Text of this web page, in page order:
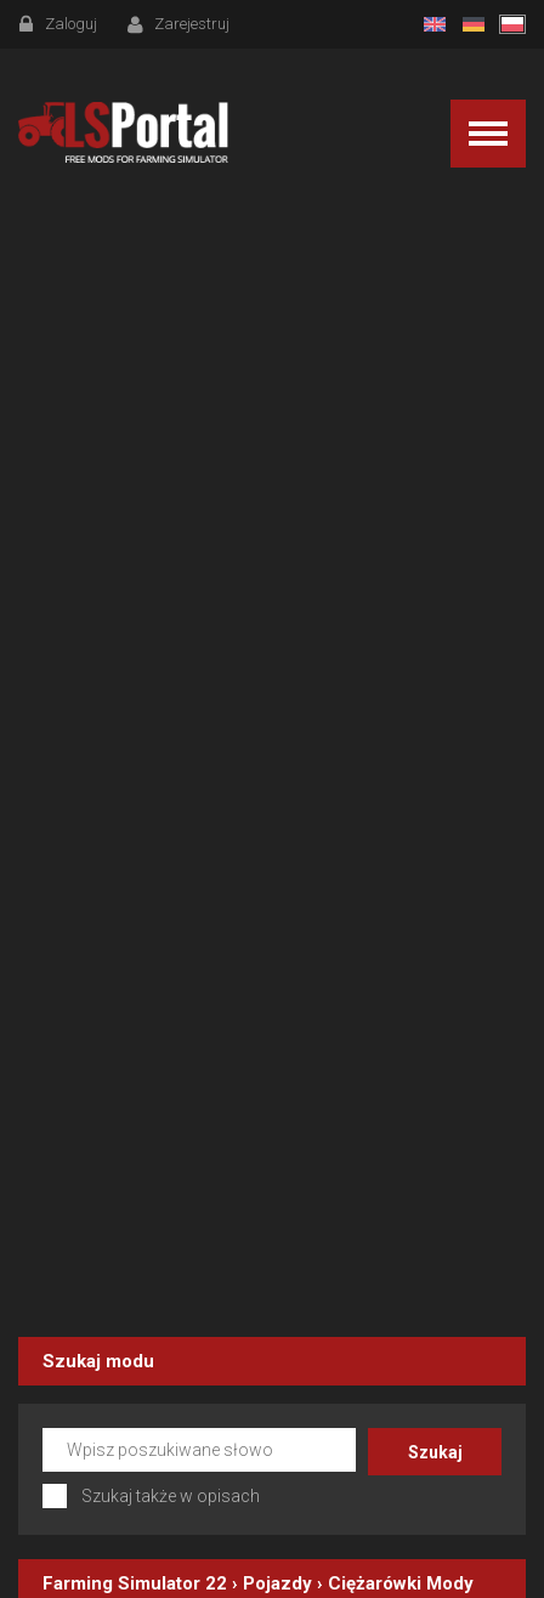
Zaloguj Zarejestruj
Szukaj modu
Szukaj także w opisach
Farming Simulator 22 › Pojazdy › Ciężarówki Mody